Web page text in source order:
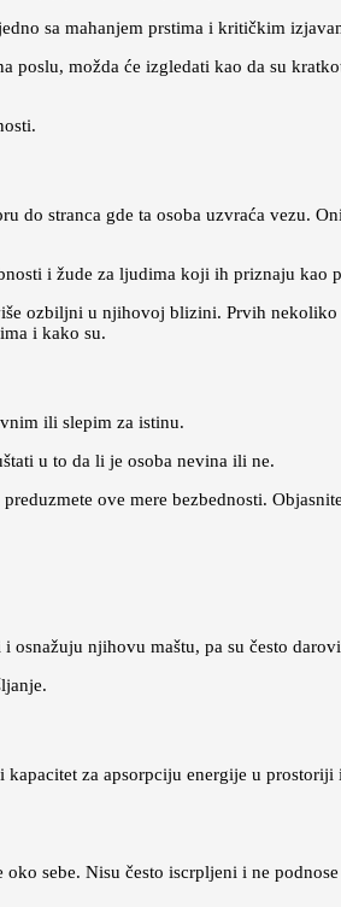
sa mahanjem prstima i kritičkim
poslu, možda će izgledati kao da su
stranca gde ta osoba uzvraća vezu.
i žude za ljudima koji ih priznaju kao
ozbiljni u njihovoj blizini. Prvih nekoliko
i kako su.
ili slepim za istinu.
u to da li je osoba nevina ili ne.
ove mere bezbednosti.
njihovu maštu, pa su često
za apsorpciju energije u prostoriji
sebe. Nisu često iscrpljeni i ne